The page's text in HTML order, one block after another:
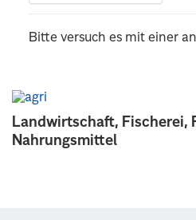
Landwirtschaft, Fischerei,
Nahrungsmittel
Bitte versuch es mit einer